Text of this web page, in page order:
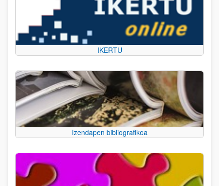
IKERTU
Izendapen bibliografikoa